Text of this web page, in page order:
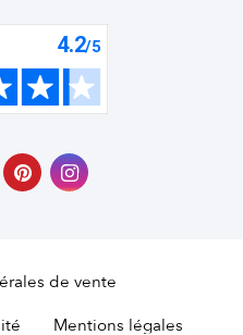
de vente
Mentions légales